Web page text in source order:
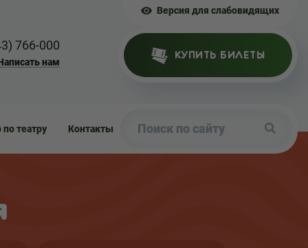
Версия для слабовидящих
766-000
нам
КУПИТЬ БИЛЕТЫ
по театру Контакты